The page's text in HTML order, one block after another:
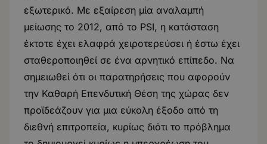
εξωτερικό. Με εξαίρεση μία αναλαμπή
μείωσης το 2012, από το PSI, η κατάσταση
έκτοτε έχει ελαφρά χειροτερεύσει ή έστω έχει
σταθεροποιηθεί σε ένα αρνητικό επίπεδο. Να
σημειωθεί ότι οι παρατηρήσεις που αφορούν
την Καθαρή Επενδυτική Θέση της χώρας δεν
προϊδεάζουν για μια εύκολη έξοδο από τη
διεθνή επιτροπεία, κυρίως διότι το πρόβλημα